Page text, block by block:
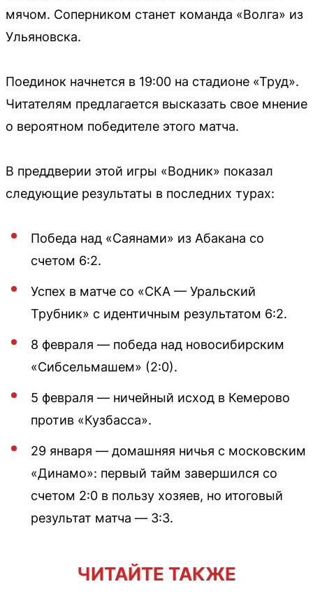
мячом. Соперником станет команда «Волга» из
Ульяновска.
Поединок начнется в 19:00 на стадионе «Труд».
Читателям предлагается высказать свое мнение
о вероятном победителе этого матча.
В преддверии этой игры «Водник» показал
следующие результаты в последних турах:
Победа над «Саянами» из Абакана со
счетом 6:2.
Успех в матче со «СКА — Уральский
Трубник» с идентичным результатом 6:2.
8 февраля — победа над новосибирским
«Сибсельмашем» (2:0).
5 февраля — ничейный исход в Кемерово
против «Кузбасса».
29 января — домашняя ничья с московским
«Динамо»: первый тайм завершился со
счетом 2:0 в пользу хозяев, но итоговый
результат матча — 3:3.
ЧИТАЙТЕ ТАКЖЕ